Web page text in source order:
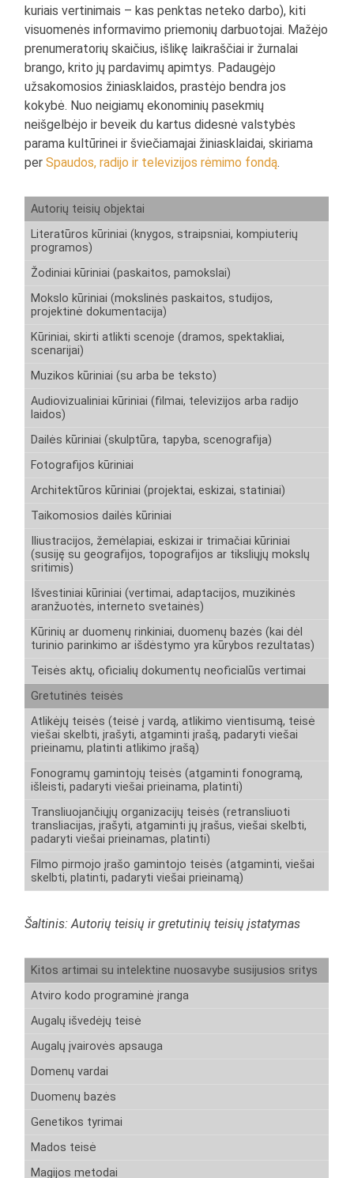
kuriais vertinimais – kas penktas neteko darbo), kiti
visuomenės informavimo priemonių darbuotojai. Mažėjo
prenumeratorių skaičius, išlikę laikraščiai ir žurnalai
brango, krito jų pardavimų apimtys. Padaugėjo
užsakomosios žiniasklaidos, prastėjo bendra jos
kokybė. Nuo neigiamų ekonominių pasekmių
neišgelbėjo ir beveik du kartus didesnė valstybės
parama kultūrinei ir šviečiamajai žiniasklaidai, skiriama
perSpaudos, radijo ir televizijos rėmimo fondą.
Autorių teisių objektai
Literatūros kūriniai (knygos, straipsniai, kompiuterių
programos)
Žodiniai kūriniai (paskaitos, pamokslai)
Mokslo kūriniai (mokslinės paskaitos, studijos,
projektinė dokumentacija)
Kūriniai, skirti atlikti scenoje (dramos, spektakliai,
scenarijai)
Muzikos kūriniai (su arba be teksto)
Audiovizualiniai kūriniai (filmai, televizijos arba radijo
laidos)
Dailės kūriniai (skulptūra, tapyba, scenografija)
Fotografijos kūriniai
Architektūros kūriniai (projektai, eskizai, statiniai)
Taikomosios dailės kūriniai
Iliustracijos, žemėlapiai, eskizai ir trimačiai kūriniai
(susiję su geografijos, topografijos ar tiksliųjų mokslų
sritimis)
Išvestiniai kūriniai (vertimai, adaptacijos, muzikinės
aranžuotės, interneto svetainės)
Kūrinių ar duomenų rinkiniai, duomenų bazės (kai dėl
turinio parinkimo ar išdėstymo yra kūrybos rezultatas)
Teisės aktų, oficialių dokumentų neoficialūs vertimai
Gretutinės teisės
Atlikėjų teisės (teisė į vardą, atlikimo vientisumą, teisė
viešai skelbti, įrašyti, atgaminti įrašą, padaryti viešai
prieinamu, platinti atlikimo įrašą)
Fonogramų gamintojų teisės (atgaminti fonogramą,
išleisti, padaryti viešai prieinama, platinti)
Transliuojančiųjų organizacijų teisės (retransliuoti
transliacijas, įrašyti, atgaminti jų įrašus, viešai skelbti,
padaryti viešai prieinamas, platinti)
Filmo pirmojo įrašo gamintojo teisės (atgaminti, viešai
skelbti, platinti, padaryti viešai prieinamą)
Šaltinis: Autorių teisių ir gretutinių teisių įstatymas
Kitos artimai su intelektine nuosavybe susijusios sritys
Atviro kodo programinė įranga
Augalų išvedėjų teisė
Augalų įvairovės apsauga
Domenų vardai
Duomenų bazės
Genetikos tyrimai
Mados teisė
Magijos metodai